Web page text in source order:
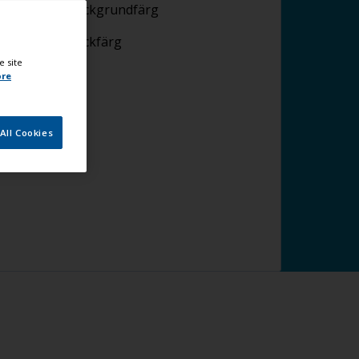
av lackgrundfärg
av lackfärg
site
Cookies